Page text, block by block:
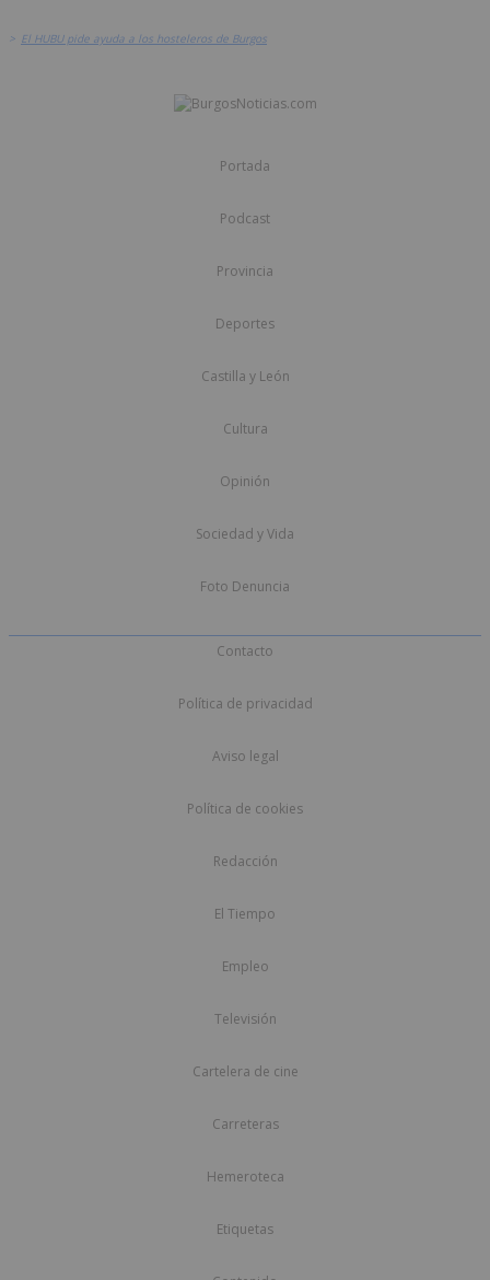
> El HUBU pide ayuda a los hosteleros de Burgos
Portada
Podcast
Provincia
Deportes
Castilla y León
Cultura
Opinión
Sociedad y Vida
Foto Denuncia
Contacto
Política de privacidad
Aviso legal
Política de cookies
Redacción
El Tiempo
Empleo
Televisión
Cartelera de cine
Carreteras
Hemeroteca
Etiquetas